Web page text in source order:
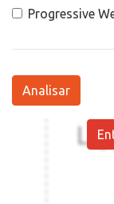
Progressive
Analisar